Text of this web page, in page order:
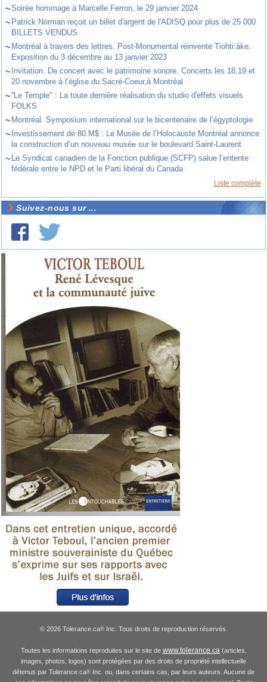
~Soirée hommage à Marcelle Ferron, le 29 janvier 2024
~ Patrick Norman reçoit un billet d'argent de l'ADISQ pour plus de 25 000
BILLETS VENDUS
~ Montréal à travers des lettres. Post-Monumental réinvente Tiohti:áke.
Exposition du 3 décembre au 13 janvier 2023
~ Invitation. De concert avec le patrimoine sonore. Concerts les 18,19 et
20 novembre à l’église du Sacré-Coeur,à Montréal
~''Le Temple" : La toute dernière réalisation du studio d'effets visuels
FOLKS
~ Montréal. Symposium international sur le bicentenaire de l’égyptologie
~ Investissement de 80 M$ : Le Musée de l’Holocauste Montréal annonce
la construction d’un nouveau musée sur le boulevard Saint-Laurent
~ Le Syndicat canadien de la Fonction publique (SCFP) salue l’entente
fédérale entre le NPD et le Parti libéral du Canada
Liste complète
Suivez-nous sur ...
© 2026 Tolerance.ca®Inc. Tous droits de reproduction réservés.
Toutes les informations reproduites sur le site de www.tolerance.ca (articles,
images, photos, logos) sont protégées par des droits de propriété intellectuelle
détenus par Tolerance.ca® Inc. ou, dans certains cas, par leurs auteurs. Aucune de